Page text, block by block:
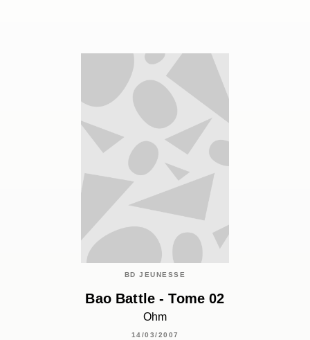
BD JEUNESSE
Bao Battle - Tome 02
Ohm
14/03/2007